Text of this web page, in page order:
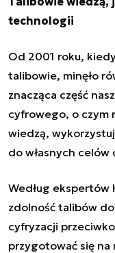
technologii
Od 2001 roku,
talibowie, minęło
znacząca część
cyfrowego, o czym
wiedzą,
do własnych
Według ekspertów
zdolność talibów
cyfryzacji
przygotować się na